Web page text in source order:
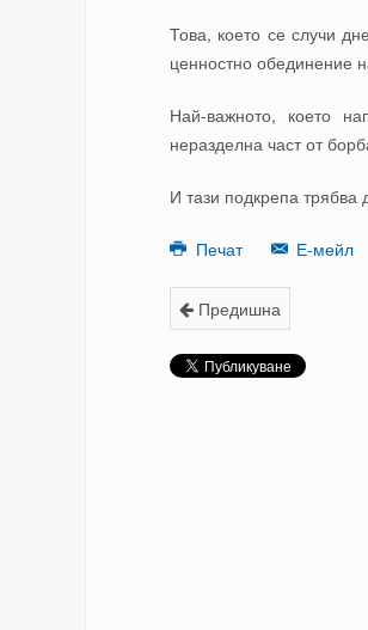
Това, което се случи
ценностно обединение
Най-важното, което
неразделна част от
И тази подкрепа
Печат Е-мейл
Предишна